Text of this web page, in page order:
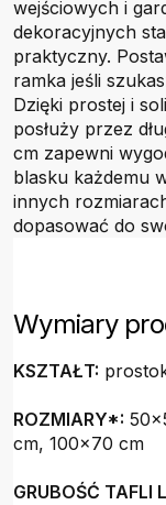
wejściowych i
dekoracyjnych
praktyczny.
ramka jeśli
Dzięki prostej i
posłuży przez
cm zapewni
blasku każdemu
innych
dopasować do
Wymiary
KSZTAŁT:
ROZMIARY*:
cm, 100x70 cm
GRUBOŚĆ TAFLI